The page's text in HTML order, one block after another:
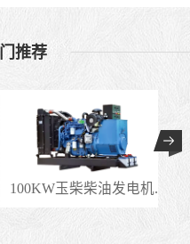
推荐
100KW玉柴柴油发电机..